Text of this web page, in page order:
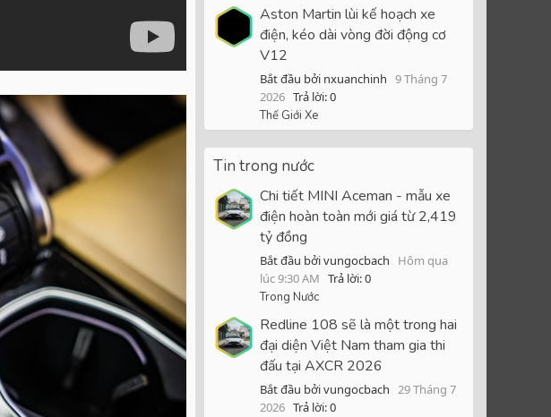
Aston Martin lùi kế hoạch xe
điện, kéo dài vòng đời động cơ
V12
Bắt đầu bởi nxuanchinh 9 Tháng 7
2026 Trả lời: 0
Thế Giới Xe
Tin trong nước
Chi tiết MINI Aceman - mẫu xe
điện hoàn toàn mới giá từ 2,419
tỷ đồng
Bắt đầu bởi vungocbach
Hôm qua
lúc 9:30 AM Trả lời: 0
Trong Nước
Redline 108 sẽ là một trong hai
đại diện Việt Nam tham gia thi
đấu tại AXCR 2026
Bắt đầu bởi vungocbach 29 Tháng 7
2026 Trả lời: 0